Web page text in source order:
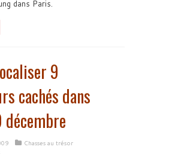
dans Paris.
9
cachés dans
Chasses au trésor